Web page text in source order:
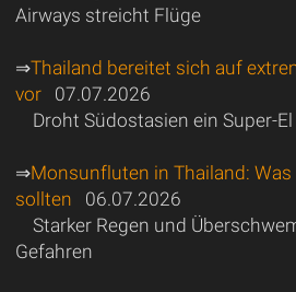
Airways streicht Flüge
⇒Thailand bereitet sich auf
vor07.07.2026
Droht Südostasien ein Super-El
⇒Monsunfluten in Thailand: Was
sollten 06.07.2026
Starker Regen und
Gefahren